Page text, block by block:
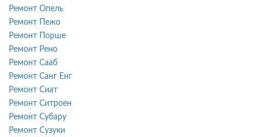
Ремонт Опель
Ремонт Пежо
Ремонт Порше
Ремонт Рено
Ремонт Сааб
Ремонт Санг Енг
Ремонт Сиат
Ремонт Ситроен
Ремонт Субару
Ремонт Сузуки